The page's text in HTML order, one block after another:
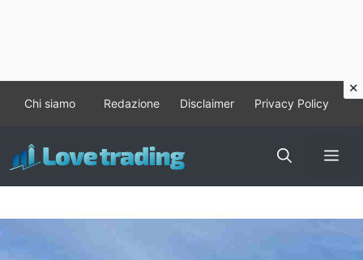
contenuto
Chi siamo Redazione Disclaimer Privacy Policy